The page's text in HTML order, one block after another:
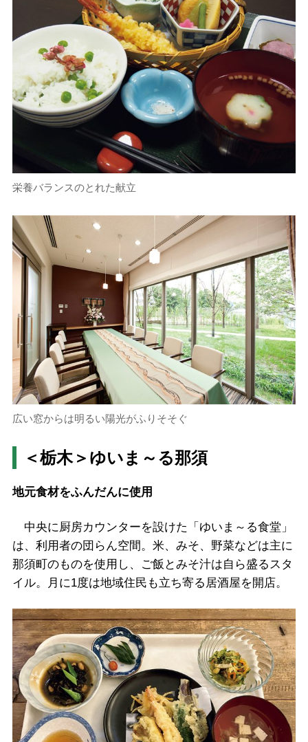
栄養バランスのとれた献立
広い窓からは明るい陽光がふりそそぐ
＜栃木＞ゆいま～る那須
地元食材をふんだんに使用
中央に厨房カウンターを設けた「ゆいま～る食堂」
は、利用者の団らん空間。米、みそ、野菜などは主に
那須町のものを使用し、ご飯とみそ汁は自ら盛るスタ
イル。月に1度は地域住民も立ち寄る居酒屋を開店。